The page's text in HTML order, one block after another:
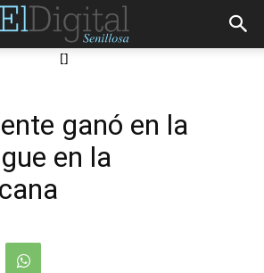
[]
ganó en la
en la